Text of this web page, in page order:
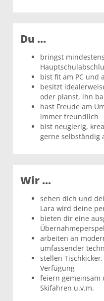
Du ...
bringst
bist fit am PC und
besitzt
oder planst, ihn
hast Freude am
immer freundlich
bist neugierig,
gerne selbständig
Wir ...
sehen dich und
Lara wird deine
bieten dir eine
arbeiten an
umfassender
stellen
Verfügung
feiern gemeinsam
Skifahren u.v.m.